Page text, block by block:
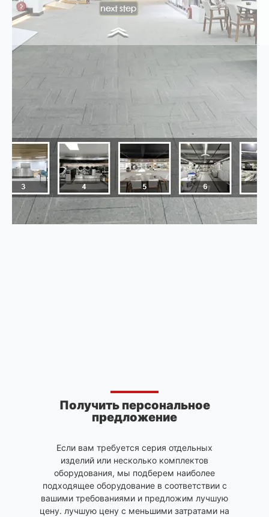
Получить персональное
предложение
Если вам требуется серия отдельных
изделий или несколько комплектов
оборудования, мы подберем наиболее
подходящее оборудование в соответствии с
вашими требованиями и предложим лучшую
цену. лучшую цену с меньшими затратами на